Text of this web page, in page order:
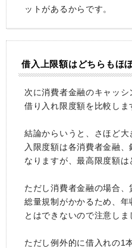
ットがあるからです。
借入上限額はどちらもほ
次に消費者金融のキャッ
借り入れ限度額を比較しま
結論からいうと、さほど
入限度額は各消費者金融
なりますが、最高限度額は
ただし消費者金融の場合
総量規制がかかるため、
とはできないので注意しま
ただし例外的に借入れの1